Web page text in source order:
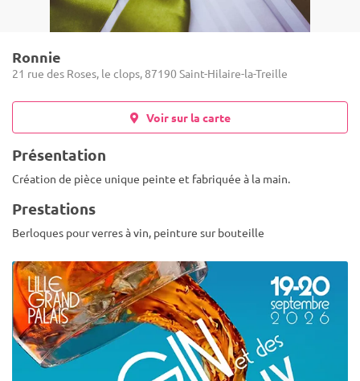
Ronnie
21 rue des Roses, le clops, 87190 Saint-Hilaire-la-Treille
Voir sur la carte
Présentation
Création de pièce unique peinte et fabriquée à la main.
Prestations
Berloques pour verres à vin, peinture sur bouteille